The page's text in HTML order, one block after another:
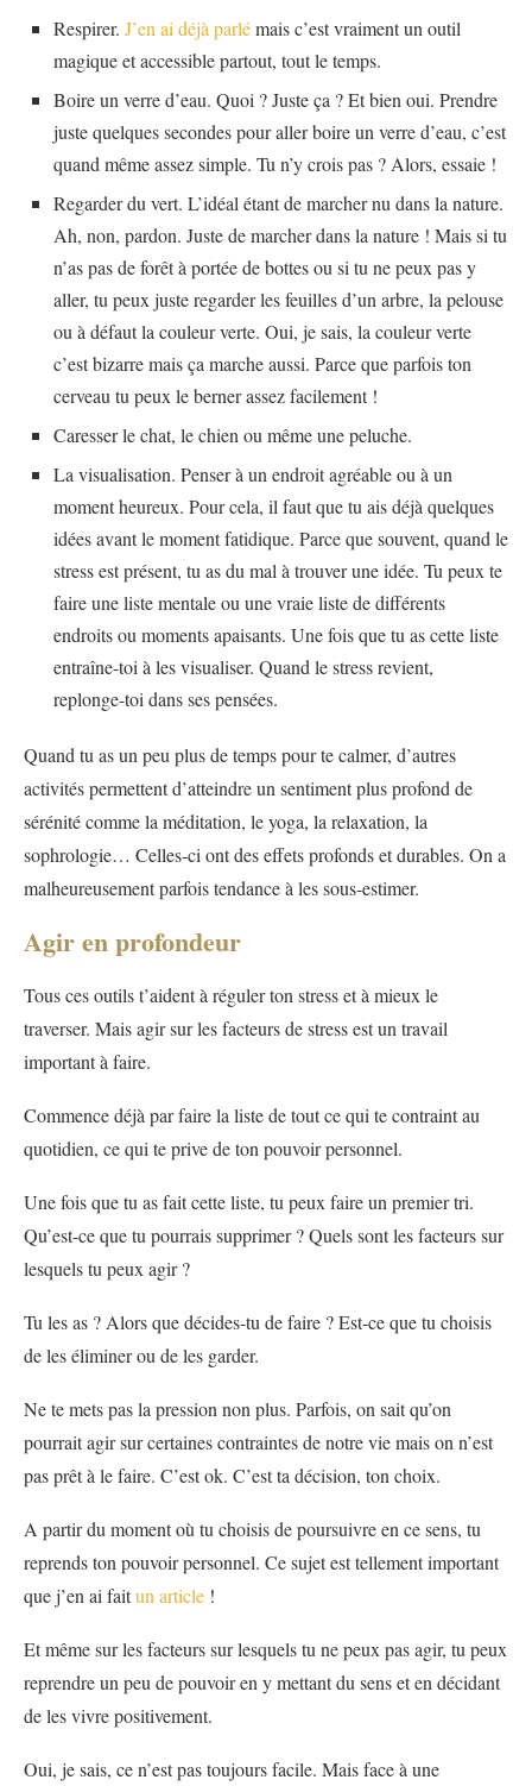
Respirer. J’en ai déjà parlémais c’est vraiment un outil
magique et accessible partout, tout le temps.
Boire un verre d’eau. Quoi ? Juste ça ? Et bien oui. Prendre
juste quelques secondes pour aller boire un verre d’eau, c’est
quand même assez simple. Tu n’y crois pas ? Alors, essaie !
Regarder du vert. L’idéal étant de marcher nu dans la nature.
Ah, non, pardon. Juste de marcher dans la nature ! Mais si tu
n’as pas de forêt à portée de bottes ou si tu ne peux pas y
aller, tu peux juste regarder les feuilles d’un arbre, la pelouse
ou à défaut la couleur verte. Oui, je sais, la couleur verte
c’est bizarre mais ça marche aussi. Parce que parfois ton
cerveau tu peux le berner assez facilement !
Caresser le chat, le chien ou même une peluche.
La visualisation. Penser à un endroit agréable ou à un
moment heureux. Pour cela, il faut que tu ais déjà quelques
idées avant le moment fatidique. Parce que souvent, quand le
stress est présent, tu as du mal à trouver une idée. Tu peux te
faire une liste mentale ou une vraie liste de différents
endroits ou moments apaisants. Une fois que tu as cette liste
entraîne-toi à les visualiser. Quand le stress revient,
replonge-toi dans ses pensées.
Quand tu as un peu plus de temps pour te calmer, d’autres
activités permettent d’atteindre un sentiment plus profond de
sérénité comme la méditation, le yoga, la relaxation, la
sophrologie… Celles-ci ont des effets profonds et durables. On a
malheureusement parfois tendance à les sous-estimer.
Agir en profondeur
Tous ces outils t’aident à réguler ton stress et à mieux le
traverser. Mais agir sur les facteurs de stress est un travail
important à faire.
Commence déjà par faire la liste de tout ce qui te contraint au
quotidien, ce qui te prive de ton pouvoir personnel.
Une fois que tu as fait cette liste, tu peux faire un premier tri.
Qu’est-ce que tu pourrais supprimer ? Quels sont les facteurs sur
lesquels tu peux agir ?
Tu les as ? Alors que décides-tu de faire ? Est-ce que tu choisis
de les éliminer ou de les garder.
Ne te mets pas la pression non plus. Parfois, on sait qu’on
pourrait agir sur certaines contraintes de notre vie mais on n’est
pas prêt à le faire. C’est ok. C’est ta décision, ton choix.
A partir du moment où tu choisis de poursuivre en ce sens, tu
reprends ton pouvoir personnel. Ce sujet est tellement important
que j’en ai faitun article !
Et même sur les facteurs sur lesquels tu ne peux pas agir, tu peux
reprendre un peu de pouvoir en y mettant du sens et en décidant
de les vivre positivement.
Oui, je sais, ce n’est pas toujours facile. Mais face à une